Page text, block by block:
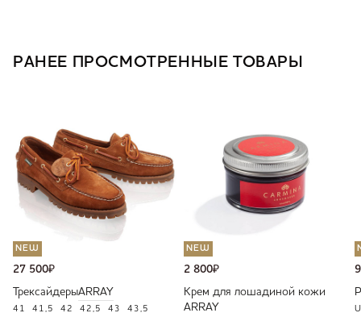
РАНЕЕ ПРОСМОТРЕННЫЕ ТОВАРЫ
NEW
27 500₽
ТрексайдерыARRAY
41 41,5 42 42,5 43 43,5
NEW
2 800₽
Крем для лошадиной кожи
ARRAY